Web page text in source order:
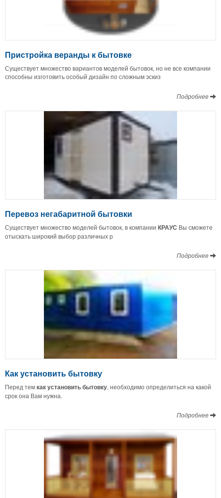
Пристройка веранды к бытовке
Существует множество вариантов моделей бытовок, но не все компании
способны изготовить особый дизайн по сложным эскиз
Подробнее
Перевоз негабаритной бытовки
Существует множество моделей бытовок, в компании КРАУС Вы сможете
отыскать широкий выбор различных р
Подробнее
Как установить бытовку
Перед темкак установить бытовку, необходимо определиться на какой
срок она Вам нужна.
Подробнее